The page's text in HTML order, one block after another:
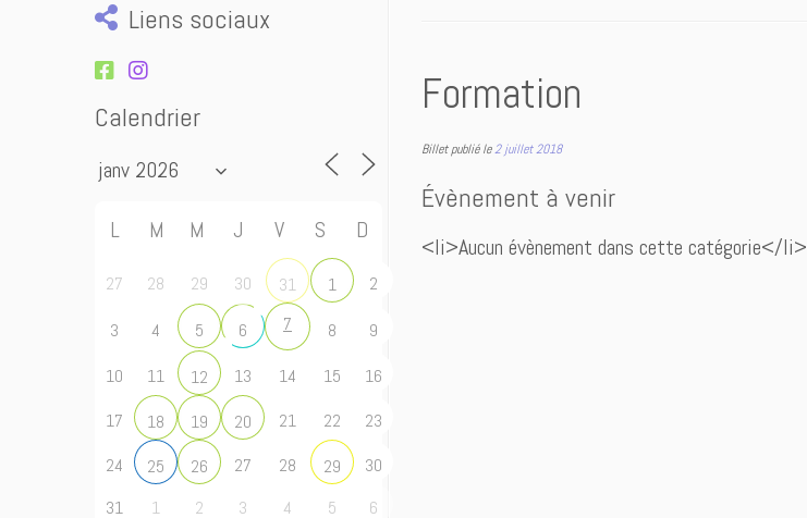
Liens sociaux
Calendrier
L M M J V S D
27 28 29 30 31 1 2
3 4 5 6 7 8 9
10 11 12 13 14 15
16
17
18 19 20 21 22
23
24
25 26 27 28 29
30
31
1 2 3 4 5 6
Formation
Billet publié le2 juillet 2018
Évènement à venir
<li>Aucun évènement dans cette catégorie</li>